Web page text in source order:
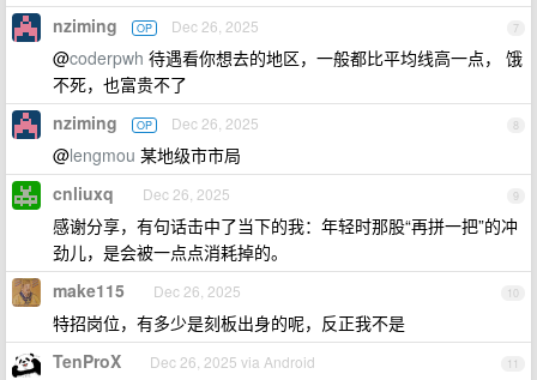
7
nziming OP Dec 26, 2025
@coderpwh 待遇看你想去的地区，一般都比平均线高一点， 饿
不死，也富贵不了
8
nziming OP Dec 26, 2025
@lengmou 某地级市市局
9
cnliuxq Dec 26, 2025
感谢分享，有句话击中了当下的我：年轻时那股“再拼一把”的冲
劲儿，是会被一点点消耗掉的。
10
make115 Dec 26, 2025
特招岗位，有多少是刻板出身的呢，反正我不是
11
TenProX Dec 26, 2025 via Android